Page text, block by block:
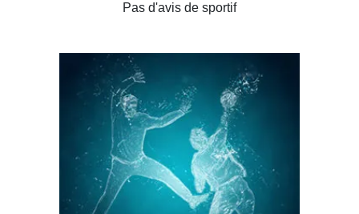
Pas d'avis de sportif